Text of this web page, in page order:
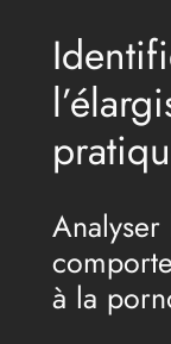
Analyser
à la